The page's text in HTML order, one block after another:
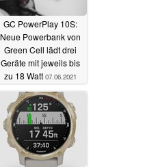
GC PowerPlay 10S:
Neue Powerbank von
Green Cell lädt drei
Geräte mit jeweils bis
zu 18 Watt 07.06.2021